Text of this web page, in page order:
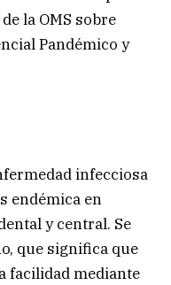
la OMS sobre
Pandémico y
infecciosa
endémica en
y central. Se
que significa que
facilidad mediante